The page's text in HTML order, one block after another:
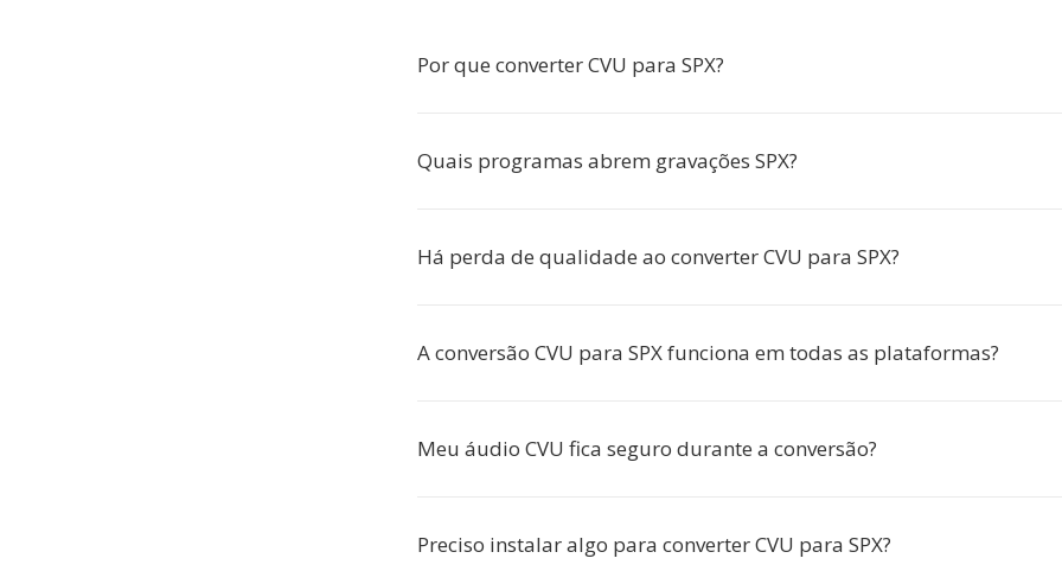
Por que converter CVU para SPX?
Quais programas abrem gravações SPX?
Há perda de qualidade ao converter CVU para SPX?
A conversão CVU para SPX funciona em todas as plataformas?
Meu áudio CVU fica seguro durante a conversão?
Preciso instalar algo para converter CVU para SPX?